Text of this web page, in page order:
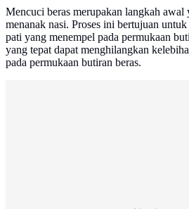
Mencuci beras merupakan langkah awal
menanak nasi. Proses ini bertujuan
pati yang menempel pada permukaan
yang tepat dapat menghilangkan
pada permukaan butiran beras.